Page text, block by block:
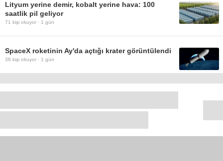
Lityum yerine demir, kobalt yerine hava: 100
saatlik pil geliyor
71 kişi okuyor · 1 gün
SpaceX roketinin Ay'da açtığı krater görüntülendi
38 kişi okuyor · 1 gün